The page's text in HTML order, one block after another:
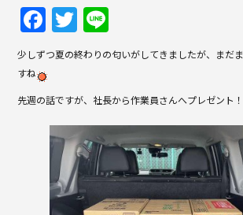
F
a
c
e
b
o
o
k
T
w
itt
er
n
e
少しずつ夏の終わりの匂いがしてきましたが、まだ
すね
先週の話ですが、社長から作業員さんへプレゼント！